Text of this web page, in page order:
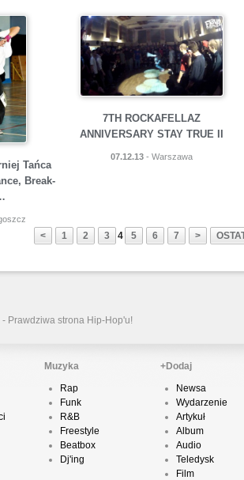
Tańca
Break-
7TH ROCKAFELLAZ
ANNIVERSARY STAY TRUE II
07.12.13- Warszawa
< 1 2 3 4 5 6 7 >
- Prawdziwa strona Hip-Hop'u!
Muzyka
Rap
Funk
R&B
Freestyle
Beatbox
Dj'ing
+Dodaj
Newsa
Wydarzenie
Artykuł
Album
Audio
Teledysk
Film